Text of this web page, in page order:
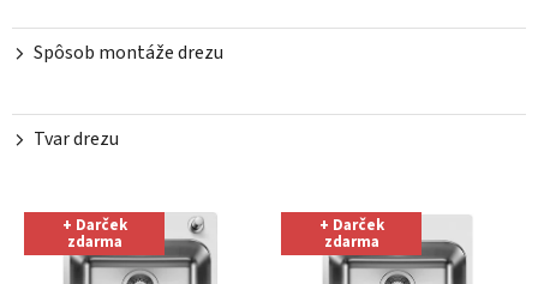
Spôsob montáže drezu
Tvar drezu
p
+ Darček
zdarma
+ Darček
zdarma